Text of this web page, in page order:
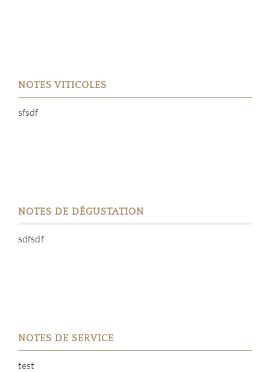
NOTES VITICOLES
sfsdf
NOTES DE DÉGUSTATION
sdfsdf
NOTES DE SERVICE
test